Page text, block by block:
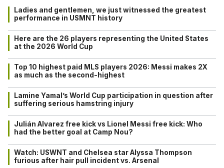
Ladies and gentlemen, we just witnessed the greatest
performance in USMNT history
Here are the 26 players representing the United States
at the 2026 World Cup
Top 10 highest paid MLS players 2026: Messi makes 2X
as much as the second-highest
Lamine Yamal’s World Cup participation in question after
suffering serious hamstring injury
Julián Alvarez free kick vs Lionel Messi free kick: Who
had the better goal at Camp Nou?
Watch: USWNT and Chelsea star Alyssa Thompson
furious after hair pull incident vs. Arsenal